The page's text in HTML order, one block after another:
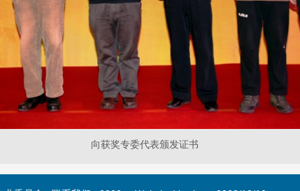
向获奖专委代表颁发证书